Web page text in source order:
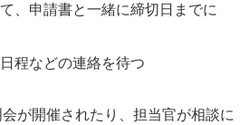
、申請書と一緒に締切日までに
程などの連絡を待つ
が開催されたり、担当官が相談に